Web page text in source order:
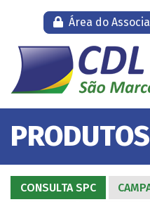
Área do
CONSULTA SPC